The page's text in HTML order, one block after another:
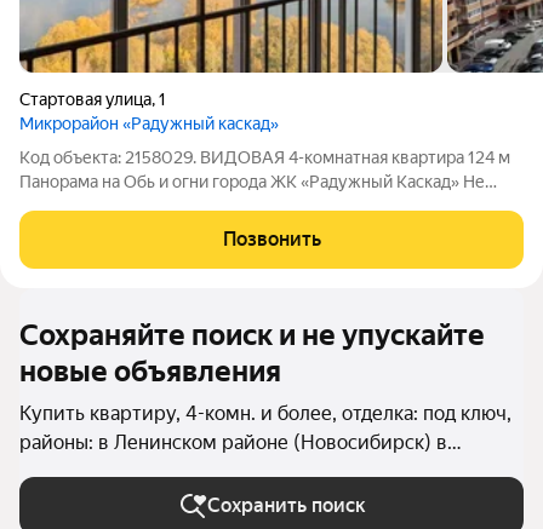
Стартовая улица,1
Микрорайон «Радужный каскад»
Код объекта: 2158029. ВИДОВАЯ 4-комнатная квартира 124 м
Панорама на Обь и огни города ЖК «Радужный Каскад» Не
хочет чувствовать себя хозяином мира. Продается
исключительная видовая
Позвонить
Сохраняйте поиск и не упускайте
новые объявления
Купить квартиру, 4-комн. и более, отделка: под ключ,
районы: в Ленинском районе (Новосибирск) в
Новосибирске
Сохранить поиск